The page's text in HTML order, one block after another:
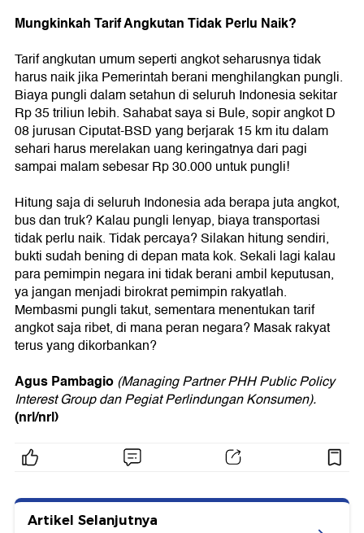
Mungkinkah Tarif Angkutan Tidak Perlu Naik?
Tarif angkutan umum seperti angkot seharusnya tidak
harus naik jika Pemerintah berani menghilangkan pungli.
Biaya pungli dalam setahun di seluruh Indonesia sekitar
Rp 35 triliun lebih. Sahabat saya si Bule, sopir angkot D
08 jurusan Ciputat-BSD yang berjarak 15 km itu dalam
sehari harus merelakan uang keringatnya dari pagi
sampai malam sebesar Rp 30.000 untuk pungli!
Hitung saja di seluruh Indonesia ada berapa juta angkot,
bus dan truk? Kalau pungli lenyap, biaya transportasi
tidak perlu naik. Tidak percaya? Silakan hitung sendiri,
bukti sudah bening di depan mata kok. Sekali lagi kalau
para pemimpin negara ini tidak berani ambil keputusan,
ya jangan menjadi birokrat pemimpin rakyatlah.
Membasmi pungli takut, sementara menentukan tarif
angkot saja ribet, di mana peran negara? Masak rakyat
terus yang dikorbankan?
Agus Pambagio(Managing Partner PHH Public Policy
Interest Group dan Pegiat Perlindungan Konsumen).
(nrl/nrl)
Artikel Selanjutnya